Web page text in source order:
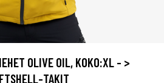
OLIVE OIL, KOKO:XL - >
TAKIT